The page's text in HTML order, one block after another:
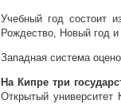
Учебный год состоит
Рождество, Новый год
Западная система
На Кипре три
Открытый университет